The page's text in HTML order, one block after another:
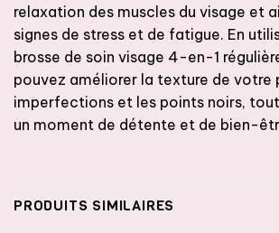
relaxation des muscles du visage et
signes de stress et de fatigue. En
brosse de soin visage 4-en-1
pouvez améliorer la texture de votre
imperfections et les points noirs,
un moment de détente et de bien-
PRODUITS SIMILAIRES